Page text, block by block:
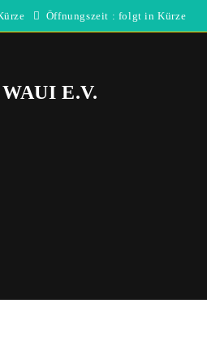
Öffnungszeit : folgt in Kürze
E.V.